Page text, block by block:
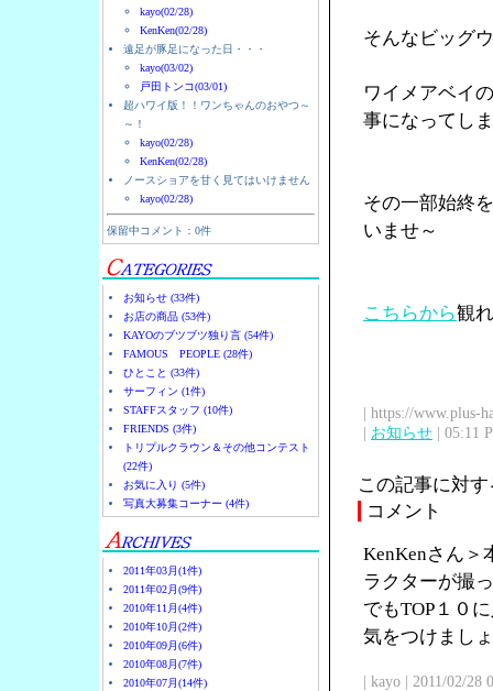
kayo(02/28)
KenKen(02/28)
遠足が豚足になった日・・・
kayo(03/02)
戸田トンコ(03/01)
超ハワイ版！！ワンちゃんのおやつ～
～！
kayo(02/28)
KenKen(02/28)
ノースショアを甘く見てはいけません
kayo(02/28)
保留中コメント：0件
お知らせ (33件)
お店の商品 (53件)
KAYOのブツブツ独り言 (54件)
FAMOUS PEOPLE (28件)
ひとこと (33件)
サーフィン (1件)
STAFFスタッフ (10件)
FRIENDS (3件)
トリプルクラウン＆その他コンテスト
(22件)
お気に入り (5件)
写真大募集コーナー (4件)
2011年03月(1件)
2011年02月(9件)
2010年11月(4件)
2010年10月(2件)
2010年09月(6件)
2010年08月(7件)
2010年07月(14件)
そんなビッグ
ワイメアベイ
事になってし
その一部始終
いませ～
こちらから観
| https://www.plus-
| お知らせ | 05:11
この記事に対
コメント
KenKenさん＞
ラクターが撮
でもTOP１０
気をつけまし
| kayo | 2011/02/28